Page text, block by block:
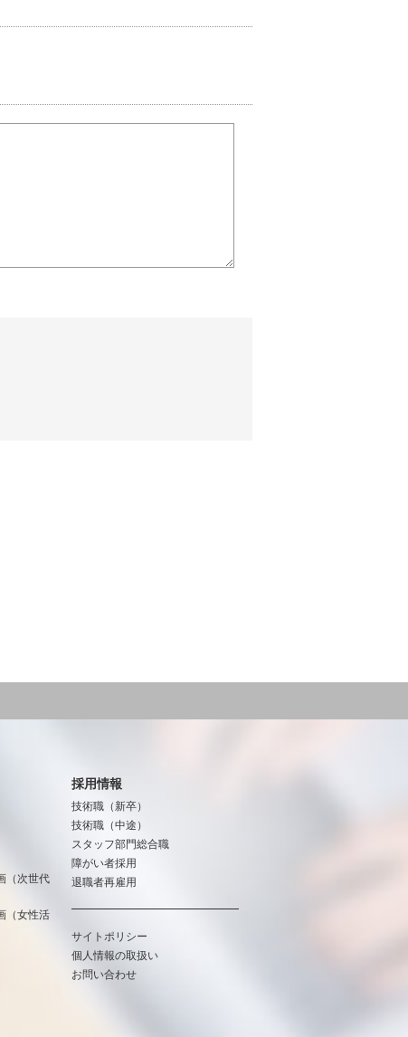
（次世代
（女性活
採用情報
技術職（新卒）
技術職（中途）
スタッフ部門総合職
障がい者採用
退職者再雇用
サイトポリシー
個人情報の取扱い
お問い合わせ